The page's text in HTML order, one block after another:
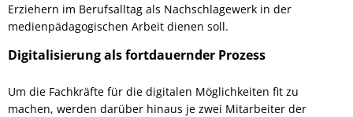
Erziehern im Berufsalltag als Nachschlagewerk in der
medienpädagogischen Arbeit dienen soll.
Digitalisierung als fortdauernder Prozess
Um die Fachkräfte für die digitalen Möglichkeiten fit zu
machen, werden darüber hinaus je zwei Mitarbeiter der